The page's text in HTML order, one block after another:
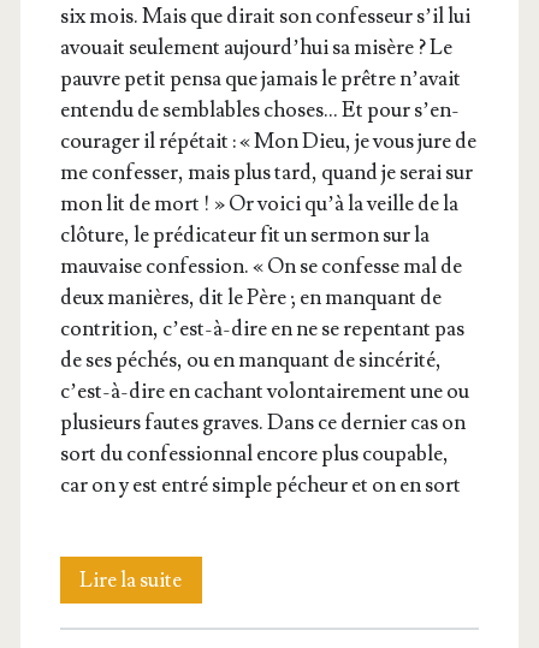
six mois. Mais que dirait son confes­seur s’il lui
avouait seule­ment aujourd’­hui sa misère ? Le
pauvre petit pen­sa que jamais le prêtre n’a­vait
enten­du de sem­blables choses… Et pour s’en­
cou­ra­ger il répé­tait : « Mon Dieu, je vous jure de
me confes­ser, mais plus tard, quand je serai sur
mon lit de mort ! » Or voi­ci qu’à la veille de la
clô­ture, le pré­di­ca­teur fit un ser­mon sur la
mau­vaise confes­sion. « On se confesse mal de
deux manières, dit le Père ; en man­quant de
contri­tion, c’est-à-dire en ne se repen­tant pas
de ses péchés, ou en man­quant de sin­cé­ri­té,
c’est-à-dire en cachant volon­tai­re­ment une ou
plu­sieurs fautes graves. Dans ce der­nier cas on
sort du confes­sion­nal encore plus cou­pable,
car on y est entré simple pécheur et on en sort
Lire la suiteUn
drame